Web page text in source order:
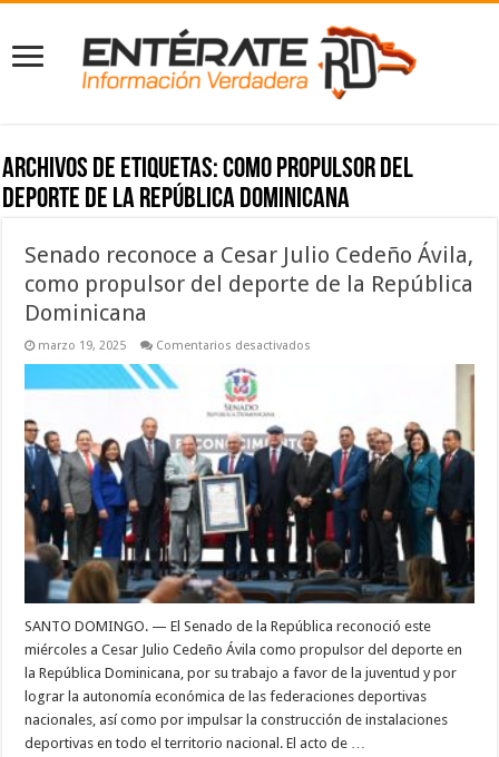
Archivos de etiquetas:como propulsor del
deporte de la República Dominicana
Senado reconoce a Cesar Julio Cedeño Ávila,
como propulsor del deporte de la República
Dominicana
marzo 19, 2025 Comentarios desactivados
Cedeño
Ávila,
como
propulsor
del
deporte
la
República
Dominicana
SANTO DOMINGO. — El Senado de la República reconoció este
miércoles a Cesar Julio Cedeño Ávila como propulsor del deporte en
la República Dominicana, por su trabajo a favor de la juventud y por
lograr la autonomía económica de las federaciones deportivas
nacionales, así como por impulsar la construcción de instalaciones
deportivas en todo el territorio nacional. El acto de …